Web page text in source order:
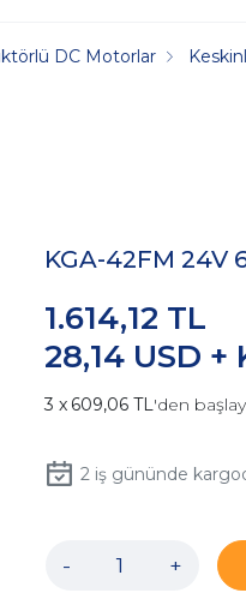
DC Motorlar
KGA-42FM
28,14 USD +
1.614,12 TL
609,06 TL'den
2iş gününde
- +